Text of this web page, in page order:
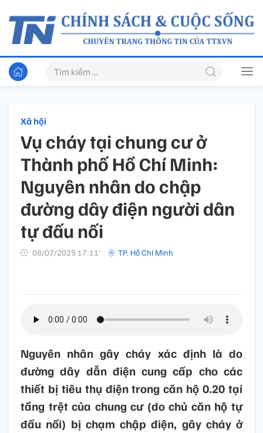
Xã hội
Vụ cháy tại chung cư ở
Thành phố Hồ Chí Minh:
Nguyên nhân do chập
đường dây điện người dân
tự đấu nối
08/07/2025 17:11’ TP. Hồ Chí Minh
Nguyên nhân gây cháy xác định là do
đường dây dẫn điện cung cấp cho các
thiết bị tiêu thụ điện trong căn hộ 0.20 tại
tầng trệt của chung cư (do chủ căn hộ tự
đấu nối) bị chạm chập điện, gây cháy ở